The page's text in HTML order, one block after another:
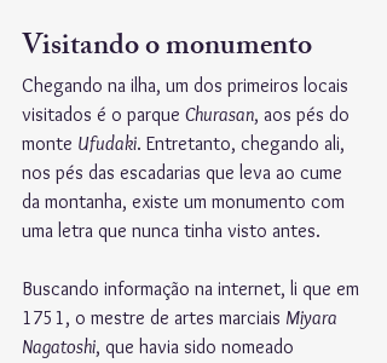
Visitando o monumento
Chegando na ilha, um dos primeiros locais
visitados é o parque Churasan, aos pés do
monte Ufudaki. Entretanto, chegando ali,
nos pés das escadarias que leva ao cume
da montanha, existe um monumento com
uma letra que nunca tinha visto antes.
Buscando informação na internet, li que em
1751, o mestre de artes marciais Miyara
Nagatoshi, que havia sido nomeado